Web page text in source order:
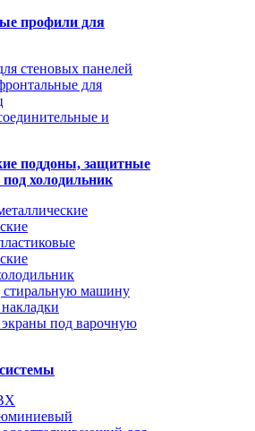
профили для
стеновых панелей
для
и
поддоны, защитные
холодильник
стиральную машину
под варочную